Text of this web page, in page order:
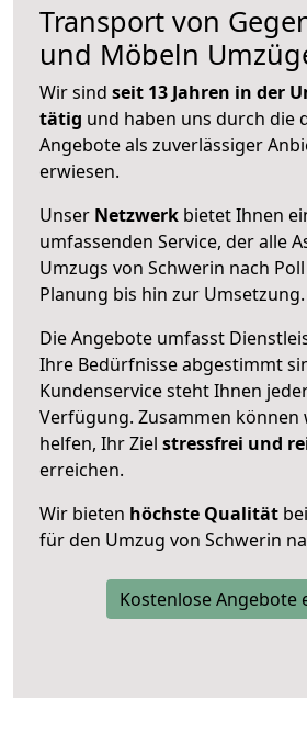
Transport von
und Möbeln
Wir sind seit 13 Jahren in der
tätig und haben uns durch die
Angebote als zuverlässiger
erwiesen.
Unser Netzwerk bietet Ihnen
umfassenden Service, der alle
Umzugs von Schwerin nach
Planung bis hin zur Umsetzung.
Die Angebote umfasst
Ihre Bedürfnisse abgestimmt
Kundenservice steht Ihnen
Verfügung. Zusammen können
helfen, Ihr Ziel stressfrei und
erreichen.
Wir bieten höchste Qualität
für den Umzug von Schwerin
Kostenlose Angebote